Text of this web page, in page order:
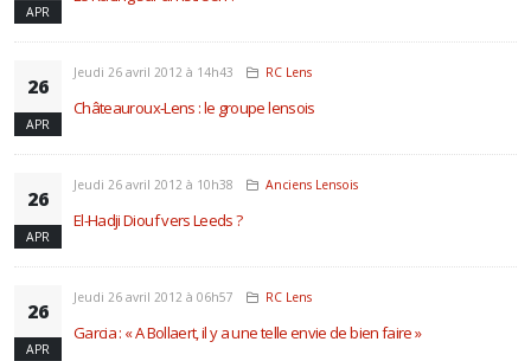
APR
26
APR
Jeudi 26 avril 2012 à 14h43 RC Lens
Châteauroux-Lens : le groupe lensois
26
APR
Jeudi 26 avril 2012 à 10h38 Anciens Lensois
El-Hadji Diouf vers Leeds ?
26
APR
Jeudi 26 avril 2012 à 06h57 RC Lens
Garcia : « A Bollaert, il y a une telle envie de bien faire »